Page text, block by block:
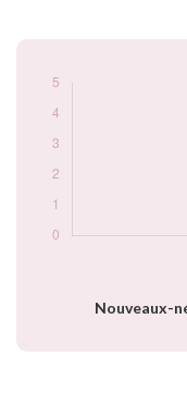
Nouveaux-